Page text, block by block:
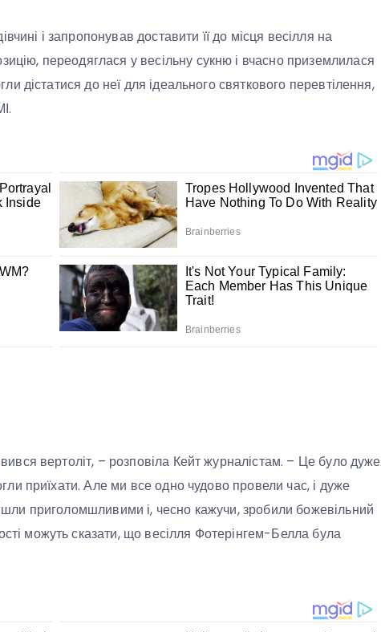
і запропонував доставити її до місця весілля на
переодяглася у весільну сукню і вчасно приземлилася
дістатися до неї для ідеального святкового перевтілення,
вертоліт, – розповіла Кейт журналістам. – Це було дуже
приїхати. Але ми все одно чудово провели час, і дуже
приголомшливими і, чесно кажучи, зробили божевільний
можуть сказати, що весілля Фотерінгем-Белла була